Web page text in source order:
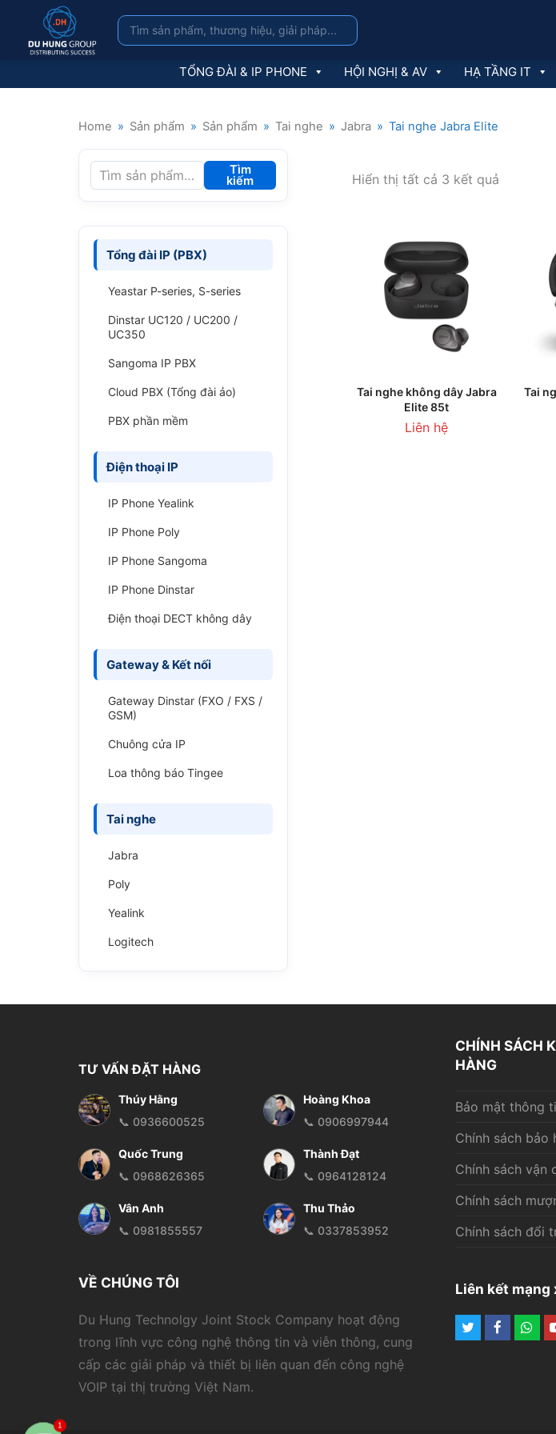
TỔNG ĐÀI & IP PHONE HỘI NGHỊ & AV HẠ TẦNG IT
Home » Sản phẩm » Sản phẩm » Tai nghe » Jabra » Tai nghe Jabra Elite
Hiển thị tất cả 3 kết quả
THÊM VÀO GIỎ HÀNG
Tai nghe không dây Jabra
Elite 85t
Liên hệ
Tai
Tìm
kiếm
Tổng đài IP (PBX)
Yeastar P-series, S-series
Dinstar UC120 / UC200 /
UC350
Sangoma IP PBX
Cloud PBX (Tổng đài ảo)
PBX phần mềm
Điện thoại IP
IP Phone Yealink
IP Phone Poly
IP Phone Sangoma
IP Phone Dinstar
Điện thoại DECT không dây
Gateway & Kết nối
Gateway Dinstar (FXO / FXS /
GSM)
Chuông cửa IP
Loa thông báo Tingee
Tai nghe
Jabra
Poly
Yealink
Logitech
TƯ VẤN ĐẶT HÀNG
Thúy Hằng
📞 0936600525
Hoàng Khoa
📞 0906997944
Quốc Trung
📞 0968626365
Thành Đạt
📞 0964128124
Vân Anh
📞 0981855557
Thu Thảo
📞 0337853952
VỀ CHÚNG TÔI
Du Hung Technolgy Joint Stock Company hoạt động
trong lĩnh vực công nghệ thông tin và viễn thông, cung
cấp các giải pháp và thiết bị liên quan đến công nghệ
VOIP tại thị trường Việt Nam.
CHÍNH SÁCH
HÀNG
Bảo mật thông
Chính sách bảo
Chính sách vận
Chính sách
Chính sách đổi
Liên kết mạng
Twitter